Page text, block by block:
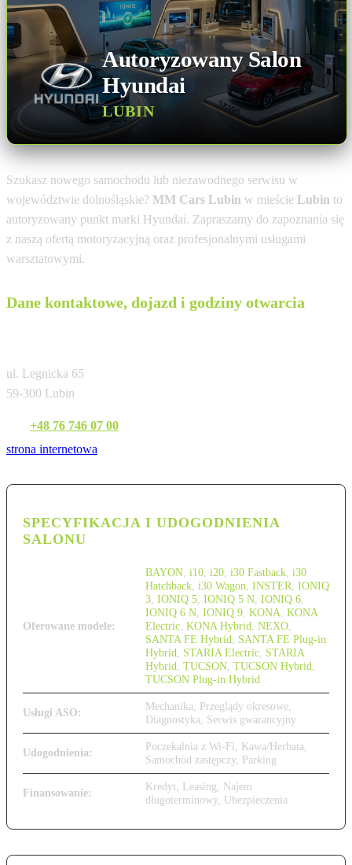
Autoryzowany Salon
Hyundai
LUBIN
Szukasz nowego samochodu lub niezawodnego serwisu w
województwie dolnośląskie? MM Cars Lubin w mieście Lubin to
autoryzowany punkt marki Hyundai. Zapraszamy do zapoznania się
z naszą ofertą motoryzacyjną oraz profesjonalnymi usługami
warsztatowymi.
Dane kontaktowe, dojazd i godziny otwarcia
ul. Legnicka 65
59-300 Lubin
+48 76 746 07 00
strona internetowa
SPECYFIKACJA I UDOGODNIENIA
SALONU
Oferowane modele:
BAYON i10 i20 i30 Fastback i30
Hatchback i30 Wagon INSTER IONIQ
3 IONIQ 5 IONIQ 5 N IONIQ 6
IONIQ 6 N IONIQ 9 KONA KONA
Electric KONA Hybrid NEXO
SANTA FE Hybrid
SANTA FE Plug-in
Hybrid
STARIA Electric STARIA
Hybrid TUCSON TUCSON Hybrid
TUCSON Plug-in Hybrid
Usługi ASO:
Mechanika, Przeglądy okresowe,
Diagnostyka, Serwis gwarancyjny
Udogodnienia:
Poczekalnia z Wi-Fi, Kawa/Herbata,
Samochód zastępczy, Parking
Finansowanie:
Kredyt, Leasing, Najem
długoterminowy, Ubezpieczenia